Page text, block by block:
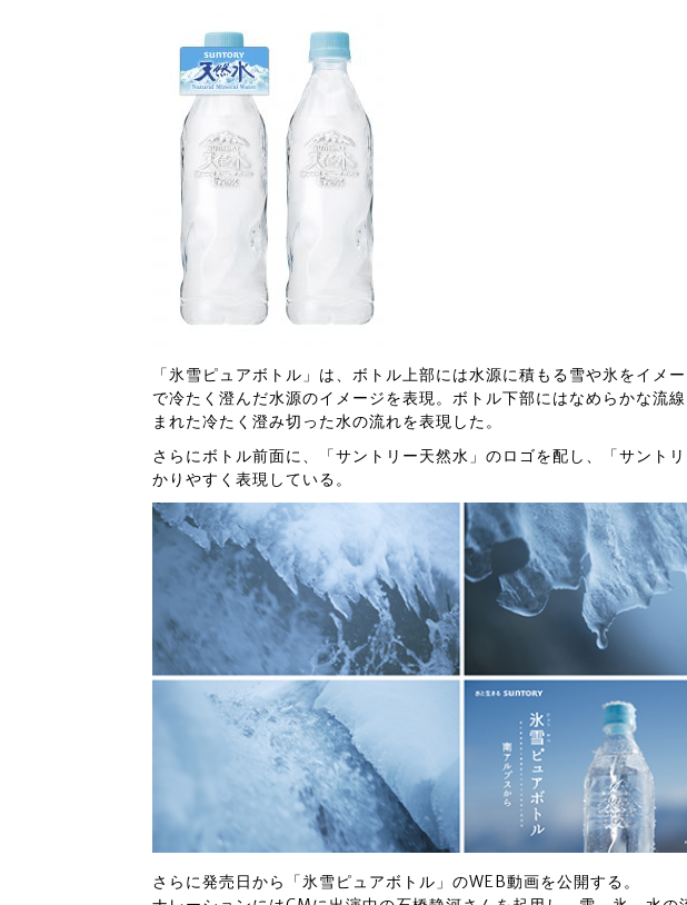
「氷雪ピュアボトル」は、ボトル上部には水源に積もる雪や氷をイメ
で冷たく澄んだ水源のイメージを表現。ボトル下部にはなめらかな流
まれた冷たく澄み切った水の流れを表現した。
さらにボトル前面に、「サントリー天然水」のロゴを配し、「サント
かりやすく表現している。
さらに発売日から「氷雪ピュアボトル」のWEB動画を公開する。